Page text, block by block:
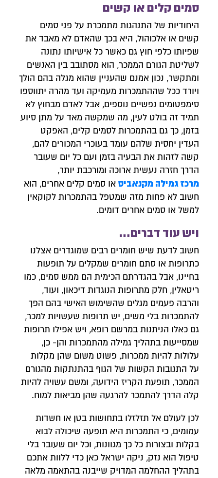
צרו איתנו קשר
השאירו פרטים ונחזור אליכם לשיחת יעוץ אנונימית
סמים קלים או קשים
היחודיות של התנהגות מתמכרת על פני סמים
קשים או אלכוהול, היא בכך שהאדם לא מאבד את
שפיותו כלפי חוץ גם כאשר כל אישיותו נתונה
לשליטת הגורם הממכר, הוא מסתובב בין האנשים
ומתקשר, נכון אמנם שהעניין שהוא מגלה בהם הולך
ויורד ככל שההתמכרות מעמיקה ועד מהרה יתווספו
סימפטומים נפשיים נוספים, אבל לאדם מבחוץ לא
תמיד זה בולט לעין, מה שמקשה מאד על מתן סיוע
בזמן, כך גם בהתמכרות לסמים קלים, האפקט
העדין יחסית שלהם עומד בעוכרי המכורים להם,
קשה לזהות את הבעיה בזמן ועם כל יום שעובר
הדרך חזרה נעשית ארוכה ומורכבת יותר,
מרכז גמילה מקנאביס או סמים קלים אחרים, הוא
חשוב לא פחות מזה שמטפל בהתמכרות לקוקאין
למשל או סמים אחרים דומים.
ויש עוד דברים…
חשוב לדעת שיש חומרים רבים שמוגדרים אצלנו
כתרופות או סתם חומרים שמקלים על תופעות
בחיינו, אבל בהגדרתם הכימית הם ממש סמים, כמו
ריטאלין, חלק מתרופות הנוגדות דיכאון, ועוד,
והרבה פעמים מגלים שהשימוש האישי בהם הפך
להתמכרות בלי משים, יש תרופות שעשויות למכר,
גם כאלו הניתנות במרשם רופא, ויש אפילו תרופות
שמסייעות בתהליך גמילה מהתמכרות והן- כן,
עלולות להיות ממכרות, פשוט משום שהן מקלות
על התגובות הקשות של הגוף בהתנתקות מהגורם
הממכר, תופעת הקריז הידועה, ומשם עשויה להיות
קלה הדרך להתמכר להרגעה שהן מביאות למוח.
לכן לעולם אל תזלזלו בתחושות בטן או חשדות
עמומים, כי התמכרות היא תופעה שיכולה לבוא
בקלות ובצורות כל כך מגוונות, וכל יום שעובר בלי
טיפול הוא נזק, ניקה ישראל כאן כדי ללוות אתכם
בתהליך ההחלמה המדויק שייבנה בהתאמה מלאה